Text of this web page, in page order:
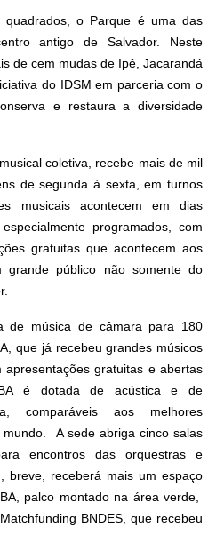
o Parque é uma das
antigo de Salvador. Neste
de cem mudas de Ipê, Jacarandá
do IDSM em parceria com o
e restaura a diversidade
coletiva, recebe mais de mil
de segunda à sexta, em turnos
musicais acontecem em dias
programados, com
gratuitas que acontecem aos
público não somente do
de música de câmara para 180
que já recebeu grandes músicos
apresentações gratuitas e abertas
é dotada de acústica e de
comparáveis aos melhores
A sede abriga cinco salas
encontros das orquestras e
breve, receberá mais um espaço
palco montado na área verde,
BNDES, que recebeu